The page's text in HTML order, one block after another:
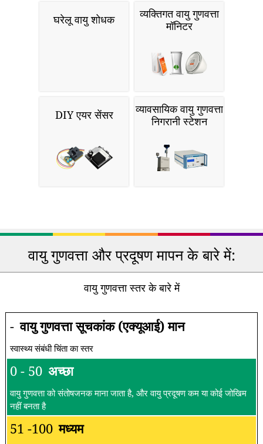
घरेलू वायु शोधक
व्यक्तिगत वायु गुणवत्ता
मॉनिटर
DIY एयर सेंसर
व्यावसायिक वायु गुणवत्ता
निगरानी स्टेशन
वायु गुणवत्ता और प्रदूषण मापन के बारे में:
वायु गुणवत्ता स्तर के बारे में
- वायु गुणवत्ता सूचकांक (एक्यूआई) मान
स्वास्थ्य संबंधी चिंता का स्तर
0 - 50 अच्छा
वायु गुणवत्ता को संतोषजनक माना जाता है, और वायु प्रदूषण कम या कोई जोखिम
नहीं बनता है
51 -100 मध्यम